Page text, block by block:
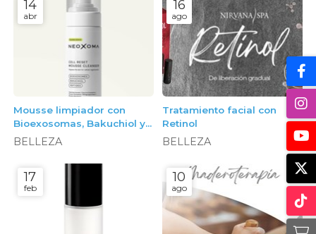
14
abr
Mousse limpiador con
Bioexosomas, Bakuchiol y
Péptidos, 150ml. Neoxoma
BELLEZA
16
ago
Tratamiento facial con
Retinol
BELLEZA
17
feb
10
ago